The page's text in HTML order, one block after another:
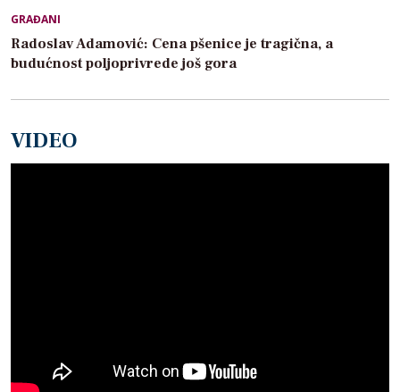
GRAĐANI
Radoslav Adamović: Cena pšenice je tragična, a
budućnost poljoprivrede još gora
VIDEO